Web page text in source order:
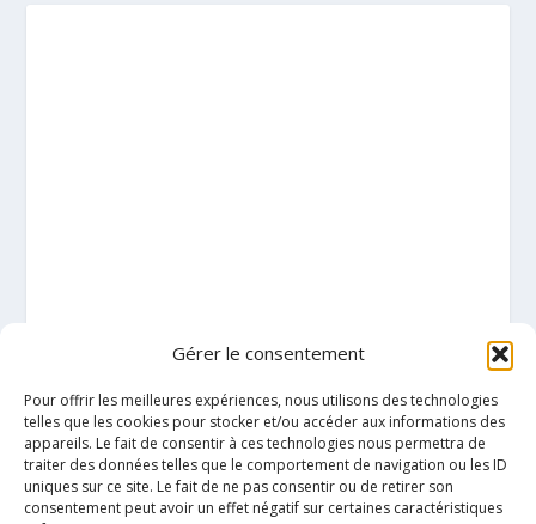
Gérer le consentement
Pour offrir les meilleures expériences, nous utilisons des technologies
telles que les cookies pour stocker et/ou accéder aux informations des
appareils. Le fait de consentir à ces technologies nous permettra de
traiter des données telles que le comportement de navigation ou les ID
uniques sur ce site. Le fait de ne pas consentir ou de retirer son
consentement peut avoir un effet négatif sur certaines caractéristiques